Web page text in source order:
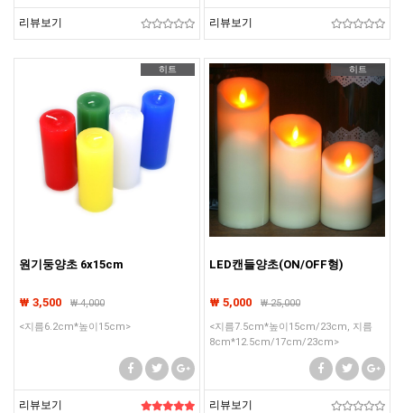
리뷰보기 리뷰보기
히트
원기둥양초 6x15cm
₩ 3,500 ₩4,000
<지름6.2cm*높이15cm>
리뷰보기
히트
LED캔들양초(ON/OFF형)
₩ 5,000 ₩25,000
<지름7.5cm*높이15cm/23cm, 지름
8cm*12.5cm/17cm/23cm>
리뷰보기